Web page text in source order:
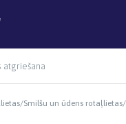
atgriešana
/Smilšu un ūdens rotaļlietas/